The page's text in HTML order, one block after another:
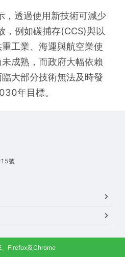
透過使用新技術可減少
例如碳捕存(CCS)與以
工業、海運與航空業使
成熟，而政府大幅依賴
大部分技術無法及時發
年目標。
號
、Firefox及Chrome